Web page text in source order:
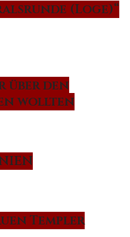
(Loge)“
über den
wollten
Templer